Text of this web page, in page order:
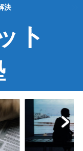
決
ト
TOEIC